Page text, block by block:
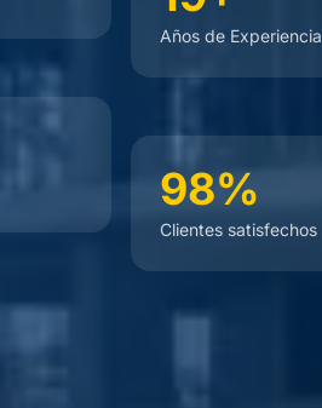
Años de Experiencia
98%
Clientes satisfechos